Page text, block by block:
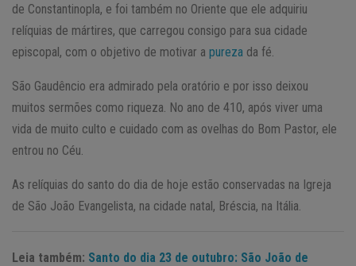
de Constantinopla, e foi também no Oriente que ele adquiriu
relíquias de mártires, que carregou consigo para sua cidade
episcopal, com o objetivo de motivar a pureza da fé.
São Gaudêncio era admirado pela oratório e por isso deixou
muitos sermões como riqueza. No ano de 410, após viver uma
vida de muito culto e cuidado com as ovelhas do Bom Pastor, ele
entrou no Céu.
As relíquias do santo do dia de hoje estão conservadas na Igreja
de São João Evangelista, na cidade natal, Bréscia, na Itália.
Leia também: Santo do dia 23 de outubro: São João de